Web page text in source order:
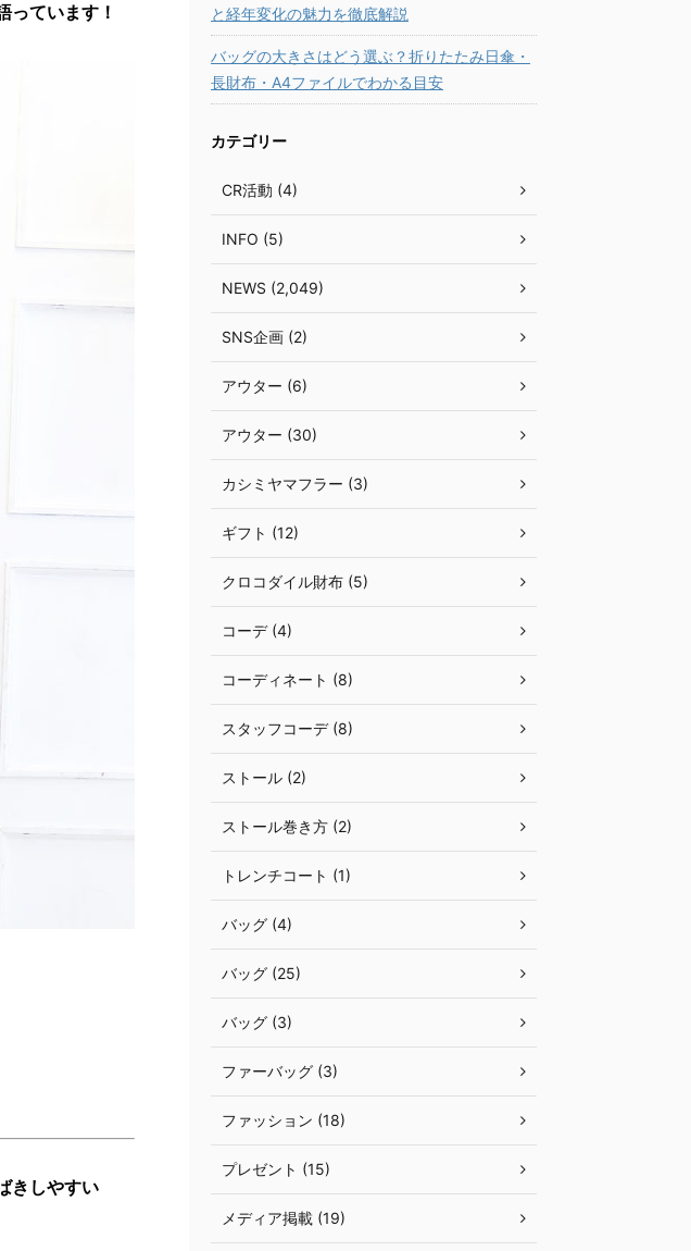
っています！
きしやすい
と経年変化の魅力を徹底解説
バッグの大きさはどう選ぶ？折りたたみ日傘・
長財布・A4ファイルでわかる目安
カテゴリー
CR活動 (4)
INFO (5)
NEWS (2,049)
SNS企画 (2)
アウター (6)
アウター (30)
カシミヤマフラー (3)
ギフト (12)
クロコダイル財布 (5)
コーデ (4)
コーディネート (8)
スタッフコーデ (8)
ストール (2)
ストール巻き方 (2)
トレンチコート (1)
バッグ (4)
バッグ (25)
バッグ (3)
ファーバッグ (3)
ファッション (18)
プレゼント (15)
メディア掲載 (19)